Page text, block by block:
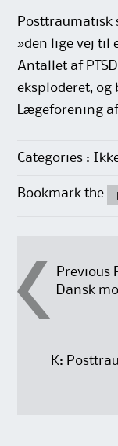
Posttraumatisk
»den lige vej til
Antallet af
eksploderet, og
Lægeforening
Categories :
Bookmark the
Post
Previous
Dansk
K: